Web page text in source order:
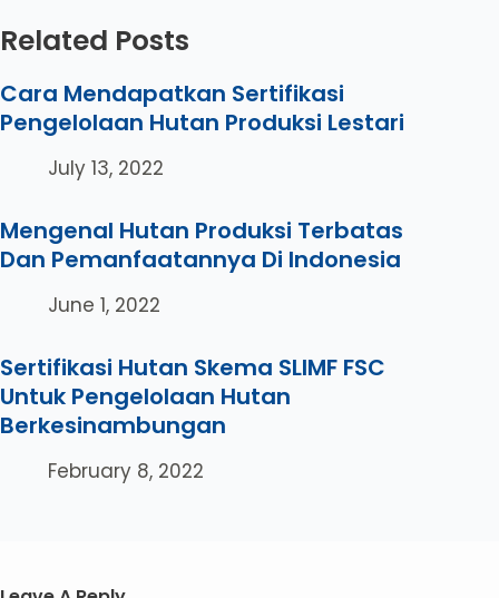
Related Posts
Cara Mendapatkan Sertifikasi
Pengelolaan Hutan Produksi Lestari
July 13, 2022
Mengenal Hutan Produksi Terbatas
Dan Pemanfaatannya Di Indonesia
June 1, 2022
Sertifikasi Hutan Skema SLIMF FSC
Untuk Pengelolaan Hutan
Berkesinambungan
February 8, 2022